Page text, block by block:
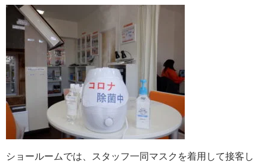
ショールームでは、スタッフ一同マスクを着用して接客し